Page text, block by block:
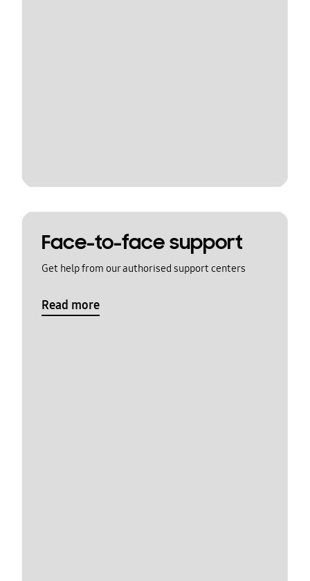
Face-to-face support
Get help from our authorised support centers
Read more